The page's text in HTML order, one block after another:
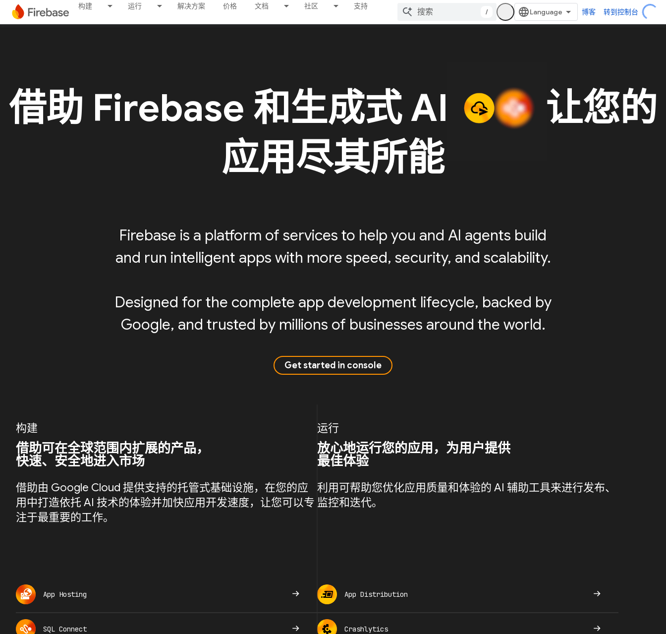
构建 运行 解决方案 价格 文档 社区 支持
/ 博客 转到控制台
借助 Firebase 和生成式 AI
让您的
应用尽其所能
Firebase is a platform of services to help you and AI agents build
and run intelligent apps with more speed, security, and scalability.
Designed for the complete app development lifecycle, backed by
Google, and trusted by millions of businesses around the world.
Get started in console
构建
借助可在全球范围内扩展的产品，
快速、安全地进入市场
借助由 Google Cloud 提供支持的托管式基础设施，在您的应
用中打造依托 AI 技术的体验并加快应用开发速度，让您可以专
注于最重要的工作。
App Hosting
SQL Connect
运行
放心地运行您的应用，为用户提供
最佳体验
利用可帮助您优化应用质量和体验的 AI 辅助工具来进行发布、
监控和迭代。
App Distribution
Crashlytics